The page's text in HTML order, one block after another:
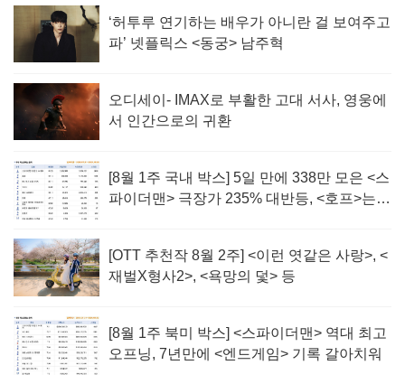
‘허투루 연기하는 배우가 아니란 걸 보여주고
파’ 넷플릭스 <동궁> 남주혁
오디세이- IMAX로 부활한 고대 서사, 영웅에
서 인간으로의 귀환
[8월 1주 국내 박스] 5일 만에 338만 모은 <스
파이더맨> 극장가 235% 대반등, <호프>는
[OTT 추천작 8월 2주] <이런 엿같은 사랑>, <
재벌X형사2>, <욕망의 덫> 등
[8월 1주 북미 박스] <스파이더맨> 역대 최고
오프닝, 7년만에 <엔드게임> 기록 갈아치워